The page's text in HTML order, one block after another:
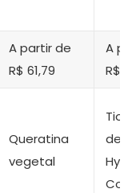
A partir de
R$ 61,79
A
R$
Queratina
vegetal
de